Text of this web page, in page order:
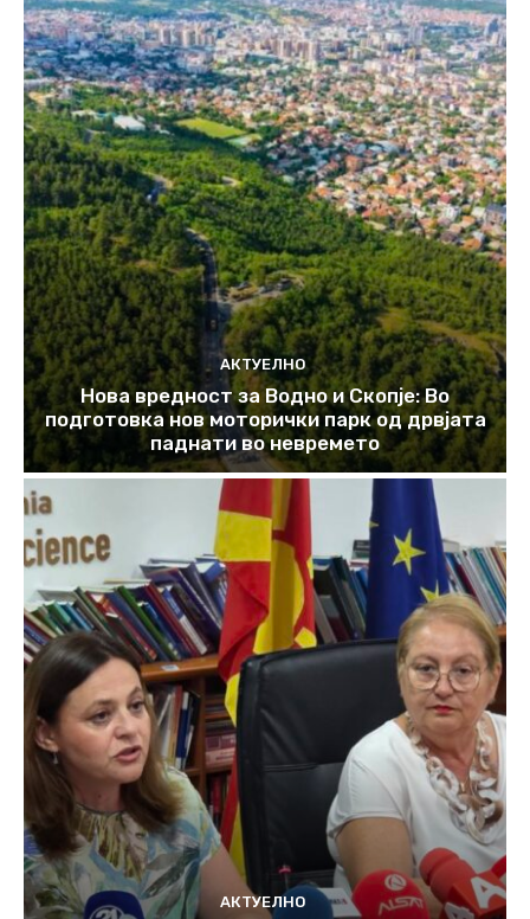
АКТУЕЛНО
Нова вредност за Водно и Скопје: Во
подготовка нов моторички парк од дрвјата
паднати во невремето
АКТУЕЛНО